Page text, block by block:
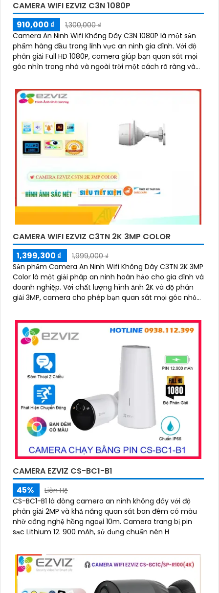
nào khác, xin vui lòng cho biết để được hỗ trợ thêm.
CAMERA WIFI EZVIZ C3N 1080P
910,000 ₫
1,300,000 ₫
Camera An Ninh Wifi Không Dây C3N 1080P là một sản
phẩm hàng đầu trong lĩnh vực an ninh gia đình. Với độ
phân giải Full HD 1080P, camera giúp bạn quan sát mọi
góc nhìn trong nhà và ngoài trời một cách rõ ràng và
CAMERA WIFI EZVIZ C3TN 2K 3MP COLOR
1,399,300 ₫
1,999,000 ₫
Sản phẩm Camera An Ninh Wifi Không Dây C3TN 2K 3MP
Color là một giải pháp an ninh hoàn hảo cho gia đình và
doanh nghiệp. Với chất lượng hình ảnh 2K và độ phân
giải 3MP, camera cho phép bạn quan sát mọi góc nhỏ
CAMERA EZVIZ CS-BC1-B1
45%
Liên Hệ
CS-BC1-B1 là dòng camera an ninh không dây với độ
phân giải 2MP và khả năng quan sát ban đêm có màu
nhờ công nghệ hồng ngoại 10m. Camera trang bị pin
sạc Lithium 12. 900 mAh, sử dụng chuẩn nén H